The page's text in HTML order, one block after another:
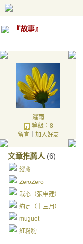
『故事』
濯雨
等級：8
留言｜ 加入好友
文章推薦人 (6)
縱蘆
ZeroZero
栽心（張申建）
約定（十三月）
muguet
紅粉豹